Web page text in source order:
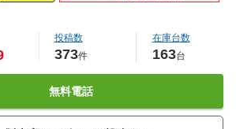
投稿数
373件
在庫台数
163台
無料電話